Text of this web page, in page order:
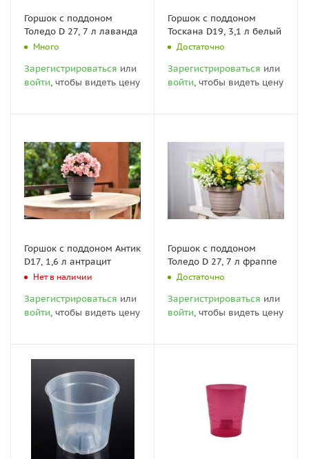
Горшок с поддоном
Толедо D 27, 7 л лаванда
Много
Зарегистрироваться или
войти, чтобы видеть цену
Горшок с поддоном
Тоскана D19, 3,1 л белый
Достаточно
Зарегистрироваться или
войти, чтобы видеть цену
Горшок с поддоном Антик
D17, 1,6 л антрацит
Нет в наличии
Зарегистрироваться или
войти, чтобы видеть цену
Горшок с поддоном
Толедо D 27, 7 л фраппе
Достаточно
Зарегистрироваться или
войти, чтобы видеть цену